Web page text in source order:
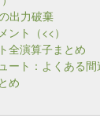
出力破棄
ント（<<）
全演算子まとめ
ート：よくある間
め